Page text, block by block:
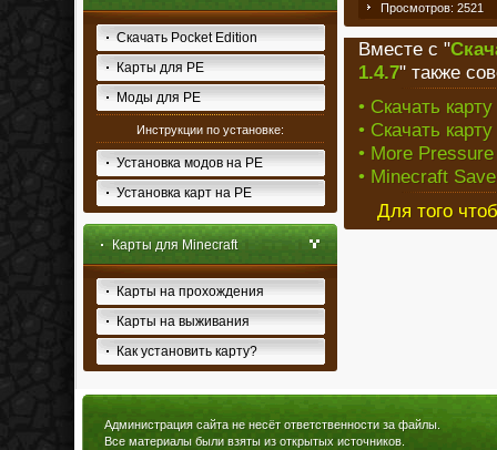
Скачать Pocket Edition
Карты для PE
Моды для PE
Инструкции по установке:
Установка модов на PE
Установка карт на PE
Карты для Minecraft
Карты на прохождения
Карты на выживания
Как установить карту?
Просмотров: 2521
Вместе с "
1.4.7" также
• Скачать
• Скачать
• More
• Minecraft
Для того
Администрация сайта не несёт ответственности за файлы.
Все материалы были взяты из открытых источников.